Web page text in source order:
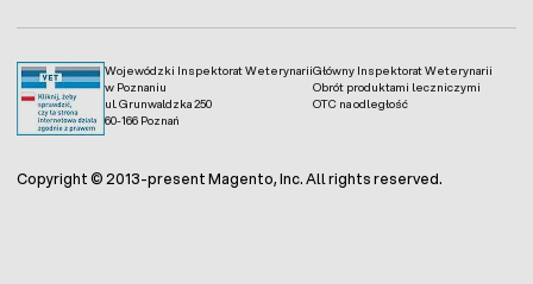
Wojewódzki Inspektorat Weterynarii
w Poznaniu
ul. Grunwaldzka 250
60-166 Poznań
Główny Inspektorat Weterynarii
Obrót produktami leczniczymi
OTC na odległość
Copyright © 2013-present Magento, Inc. All rights reserved.